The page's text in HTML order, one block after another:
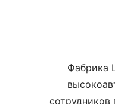
Фабрика
сотрудников